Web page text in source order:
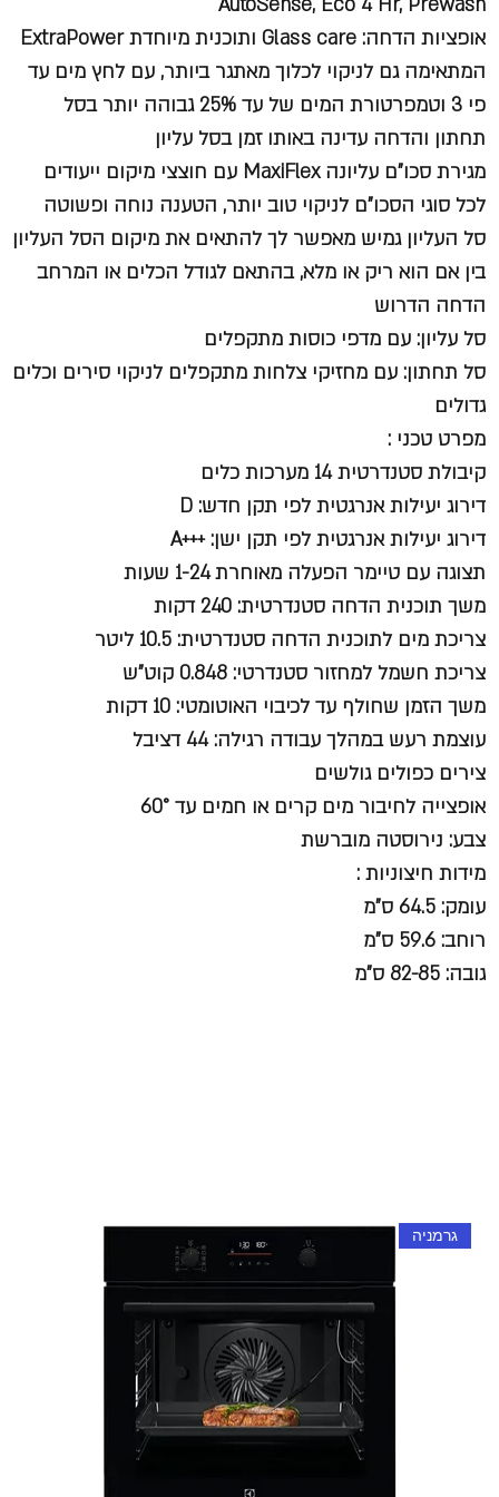
אופציות הדחה: Glass care ותוכנית מיוחדת ExtraPower
המתאימה גם לניקוי לכלוך מאתגר ביותר, עם לחץ מים עד
פי 3 וטמפרטורת המים של עד 25% גבוהה יותר בסל
תחתון והדחה עדינה באותו זמן בסל עליון
מגירת סכו"ם עליונה MaxiFlex עם חוצצי מיקום ייעודים
לכל סוגי הסכו"ם לניקוי טוב יותר, הטענה נוחה ופשוטה
סל העליון גמיש מאפשר לך להתאים את מיקום הסל העליון
בין אם הוא ריק או מלא, בהתאם לגודל הכלים או המרחב
הדחה הדרוש
סל עליון: עם מדפי כוסות מתקפלים
סל תחתון: עם מחזיקי צלחות מתקפלים לניקוי סירים וכלים
גדולים
מפרט טכני :
קיבולת סטנדרטית 14 מערכות כלים
דירוג יעילות אנרגטית לפי תקן חדש: D
דירוג יעילות אנרגטית לפי תקן ישן: +++A
תצוגה עם טיימר הפעלה מאוחרת 1-24 שעות
משך תוכנית הדחה סטנדרטית: 240 דקות
צריכת מים לתוכנית הדחה סטנדרטית: 10.5 ליטר
צריכת חשמל למחזור סטנדרטי: 0.848 קוט"ש
משך הזמן שחולף עד לכיבוי האוטומטי: 10 דקות
עוצמת רעש במהלך עבודה רגילה: 44 דציבל
צירים כפולים גולשים
אופצייה לחיבור מים קרים או חמים עד 60°
צבע: נירוסטה מוברשת
מידות חיצוניות :
עומק: 64.5 ס"מ
רוחב: 59.6 ס"מ
גובה: 82-85 ס"מ
גרמניה